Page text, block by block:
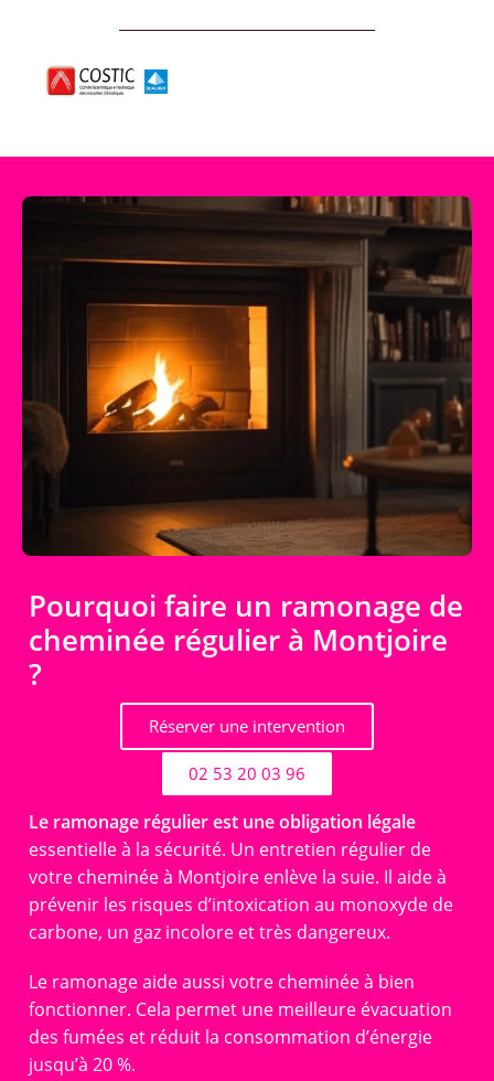
Pourquoi faire un ramonage de
cheminée régulier à Montjoire
?
Réserver une intervention
02 53 20 03 96
Le ramonage régulier est une obligation légale
essentielle à la sécurité. Un entretien régulier de
votre cheminée à Montjoire enlève la suie. Il aide à
prévenir les risques d’intoxication au monoxyde de
carbone, un gaz incolore et très dangereux.
Le ramonage aide aussi votre cheminée à bien
fonctionner. Cela permet une meilleure évacuation
des fumées et réduit la consommation d’énergie
jusqu’à 20 %.